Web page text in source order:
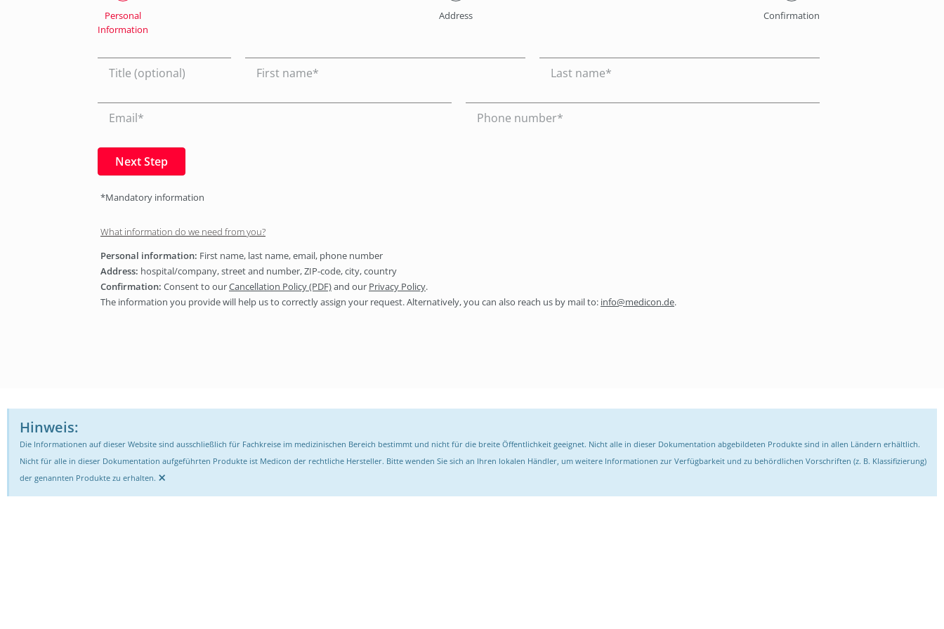
Personal
Information
Address Confirmation
Next Step
*Mandatory information
What information do we need from you?
Personal information: First name, last name, email, phone number
Address: hospital/company, street and number, ZIP-code, city, country
Confirmation: Consent to ourCancellation Policy (PDF)and our Privacy Policy.
The information you provide will help us to correctly assign your request. Alternatively, you can also reach us by mail to: info@medicon.de.
Hinweis:
Die Informationen auf dieser Website sind ausschließlich für Fachkreise im medizinischen Bereich bestimmt und nicht für die breite Öffentlichkeit geeignet. Nicht alle in dieser Dokumentation abgebildeten Produkte sind in allen Ländern erhältlich.
Nicht für alle in dieser Dokumentation aufgeführten Produkte ist Medicon der rechtliche Hersteller. Bitte wenden Sie sich an Ihren lokalen Händler, um weitere Informationen zur Verfügbarkeit und zu behördlichen Vorschriften (z. B. Klassifizierung)
der genannten Produkte zu erhalten. ×